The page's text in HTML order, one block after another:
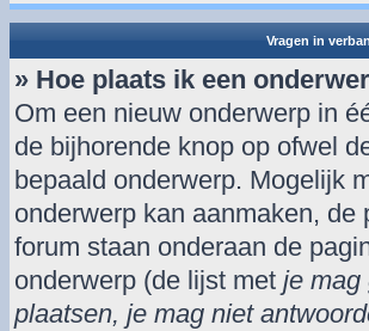
Vragen in
» Hoe plaats ik een
Om een nieuw onderwerp in
de bijhorende knop op ofwel
bepaald onderwerp. Mogelijk
onderwerp kan aanmaken,
forum staan onderaan de
onderwerp (de lijst met je mag
plaatsen, je mag niet